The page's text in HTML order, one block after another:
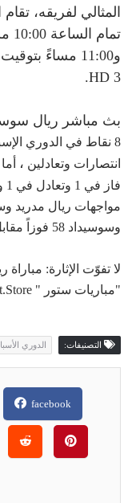
المثالي لفريقه،
و11:00 مساءً
HD 3.
بث مباشر ريال
انتصارات وتعادلين ،
فاز في 1 وتعادل في 1 وخسر 2 ليجمع 4 نقاط
وسوسيداد 58 فوزاً مقابل 29 فوزاً لسوسيداد و31 تعادلاً.
لا تفوّت الإثارة:
"مباريات ستور " Mobaryat.Store .
التصنيفات: الدوري
facebook